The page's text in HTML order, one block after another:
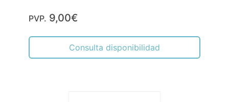
PVP. 9,00€
Consulta disponibilidad